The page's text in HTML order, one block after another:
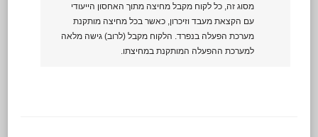
מסוג זה, כל לקוח מקבל מחיצה מתוך האחסון הייעודי
עם הקצאת מעבד וזיכרון, כאשר בכל מחיצה מותקנת
מערכת הפעלה בנפרד. הלקוח מקבל (לרוב) גישה מלאה
למערכת ההפעלה המותקנת במחיצתו.